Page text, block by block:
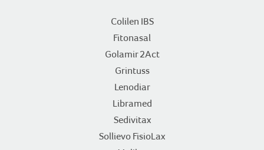
Colilen IBS
Fitonasal
Golamir 2Act
Grintuss
Lenodiar
Libramed
Sedivitax
Sollievo FisioLax